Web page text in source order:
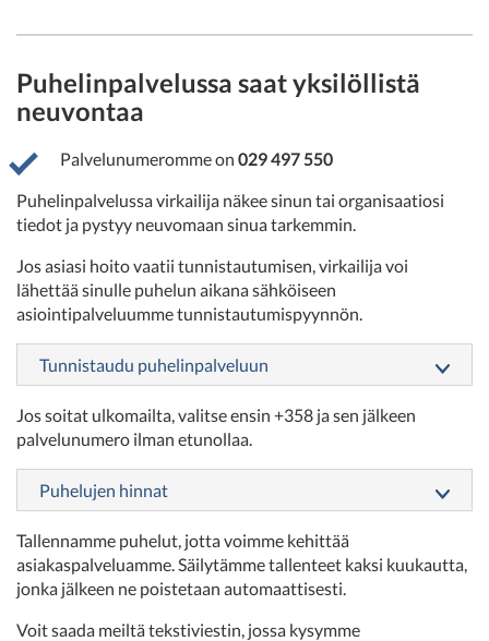
Puhelinpalvelussa saat yksilöllistä
neuvontaa
Palvelunumeromme on 029 497 550
Puhelinpalvelussa virkailija näkee sinun tai organisaatiosi
tiedot ja pystyy neuvomaan sinua tarkemmin.
Jos asiasi hoito vaatii tunnistautumisen, virkailija voi
lähettää sinulle puhelun aikana sähköiseen
asiointipalveluumme tunnistautumispyynnön.
Tunnistaudu puhelinpalveluun
Jos soitat ulkomailta, valitse ensin +358 ja sen jälkeen
palvelunumero ilman etunollaa.
Puhelujen hinnat
Tallennamme puhelut, jotta voimme kehittää
asiakaspalveluamme. Säilytämme tallenteet kaksi kuukautta,
jonka jälkeen ne poistetaan automaattisesti.
Voit saada meiltä tekstiviestin, jossa kysymme